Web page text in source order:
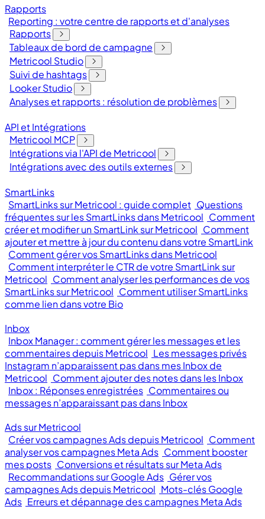
Rapports
Reporting : votre centre de rapports et d'analyses
Rapports
Tableaux de bord de campagne
Metricool Studio
Suivi de hashtags
Looker Studio
Analyses et rapports : résolution de problèmes
API et Intégrations
Metricool MCP
Intégrations via l'API de Metricool
Intégrations avec des outils externes
SmartLinks
SmartLinks sur Metricool : guide complet Questions
fréquentes sur les SmartLinks dans Metricool Comment
créer et modifier un SmartLink sur Metricool Comment
ajouter et mettre à jour du contenu dans votre SmartLink
Comment gérer vos SmartLinks dans Metricool
Comment interpréter le CTR de votre SmartLink sur
Metricool Comment analyser les performances de vos
SmartLinks sur Metricool Comment utiliser SmartLinks
comme lien dans votre Bio
Inbox
Inbox Manager : comment gérer les messages et les
commentaires depuis Metricool Les messages privés
Instagram n’apparaissent pas dans mes Inbox de
Metricool Comment ajouter des notes dans les Inbox
Inbox : Réponses enregistrées Commentaires ou
messages n’apparaissant pas dans Inbox
Ads sur Metricool
Créer vos campagnes Ads depuis Metricool Comment
analyser vos campagnes Meta Ads Comment booster
mes posts Conversions et résultats sur Meta Ads
Recommandations sur Google Ads Gérer vos
campagnes Ads depuis Metricool Mots-clés Google
Ads Erreurs et dépannage des campagnes Meta Ads